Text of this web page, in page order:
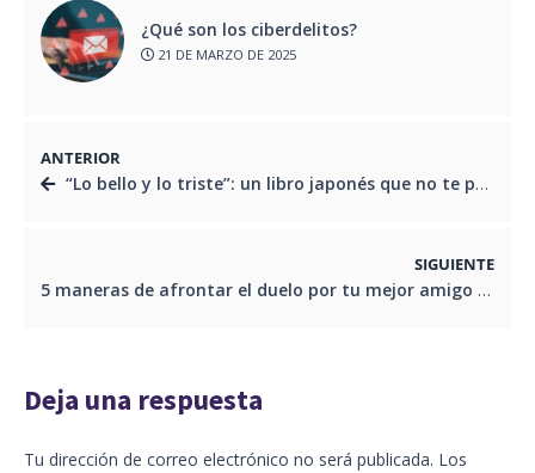
¿Qué son los ciberdelitos?
21 DE MARZO DE 2025
ANTERIOR
“Lo bello y lo triste”: un libro japonés que no te puedes perder
SIGUIENTE
5 maneras de afrontar el duelo por tu mejor amigo
Deja una respuesta
Tu dirección de correo electrónico no será publicada. Los